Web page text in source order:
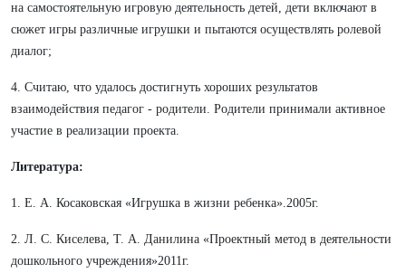
на самостоятельную игровую деятельность детей, дети включают в
сюжет игры различные игрушки и пытаются осуществлять ролевой
диалог;
4. Считаю, что удалось достигнуть хороших результатов
взаимодействия педагог - родители. Родители принимали активное
участие в реализации проекта.
Литература:
1. Е. А. Косаковская «Игрушка в жизни ребенка».2005г.
2. Л. С. Киселева, Т. А. Данилина «Проектный метод в деятельности
дошкольного учреждения»2011г.